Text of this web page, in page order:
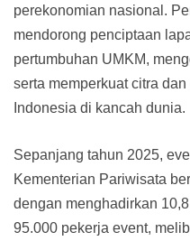
perekonomian nasional.
mendorong penciptaan
pertumbuhan UMKM,
serta memperkuat citra
Indonesia di kancah dunia.
Sepanjang tahun 2025,
Kementerian Pariwisata
dengan menghadirkan
95.000 pekerja event,